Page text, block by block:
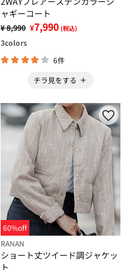
ャギーコート
¥ 8,990 ¥7,990 (税込)
3colors
6件
チラ見をする
60%off
RANAN
ショート丈ツイード調ジャケッ
ト